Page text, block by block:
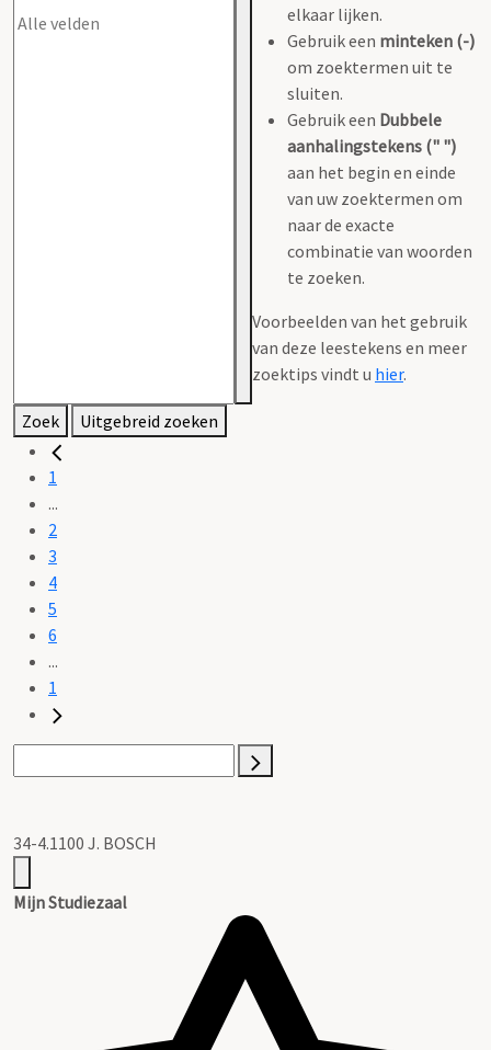
elkaar lijken.
Gebruik een minteken (-)
om zoektermen uit te
sluiten.
Gebruik een Dubbele
aanhalingstekens (" ")
aan het begin en einde
van uw zoektermen om
naar de exacte
combinatie van woorden
te zoeken.
Voorbeelden van het gebruik
van deze leestekens en meer
zoektips vindt u hier.
Zoek Uitgebreid zoeken
1
...
2
3
4
5
6
...
1
34-4.1100 J. BOSCH
Mijn Studiezaal